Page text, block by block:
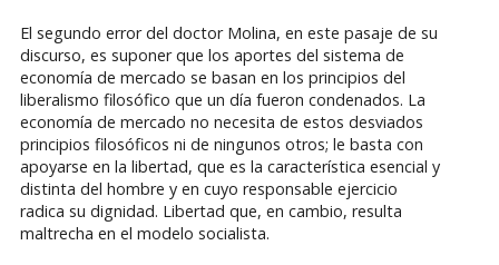
El segundo error del doctor Molina, en este pasaje de su
discurso, es suponer que los aportes del sistema de
economía de mercado se basan en los principios del
liberalismo filosófico que un día fueron condenados. La
economía de mercado no necesita de estos desviados
principios filosóficos ni de ningunos otros; le basta con
apoyarse en la libertad, que es la característica esencial y
distinta del hombre y en cuyo responsable ejercicio
radica su dignidad. Libertad que, en cambio, resulta
maltrecha en el modelo socialista.